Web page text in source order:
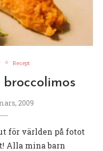
Recept
2009
för världen på fotot
Alla mina barn